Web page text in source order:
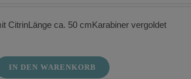
CitrinLänge ca. 50 cmKarabiner vergoldet
IN DEN WARENKORB